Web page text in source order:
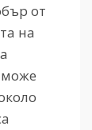
от
на
може